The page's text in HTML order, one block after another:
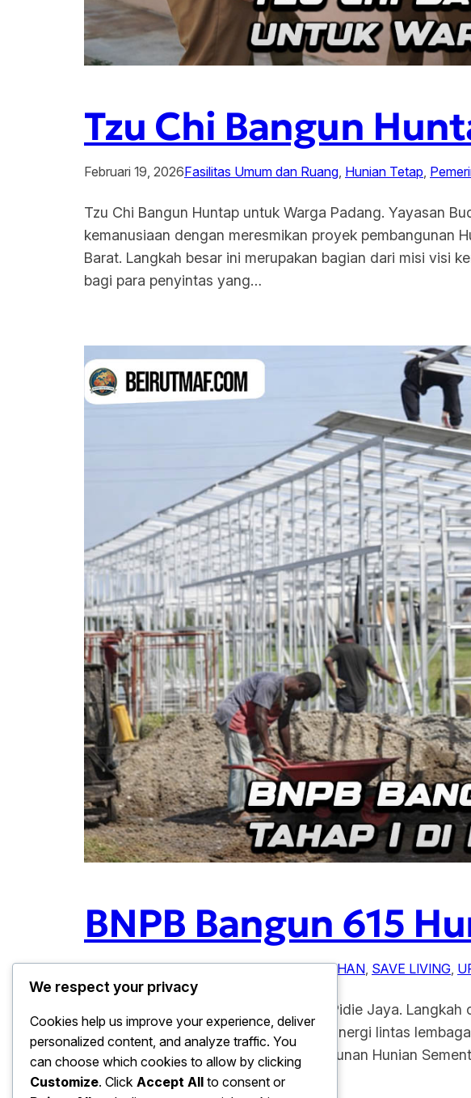
Tzu Chi Bangun
Februari 19, 2026Fasilitas Umum dan Ruang, Hunian Tetap,
Tzu Chi Bangun Huntap untuk Warga Padang. Yayasan
kemanusiaan dengan meresmikan proyek pembangunan
Barat. Langkah besar ini merupakan bagian dari misi visi
bagi para penyintas yang…
BNPB Bangun 615
Januari 10, 2026INFRASTUKTUR, PEMULIHAN, SAVE LIVING,
BNPB Bangun 615 Huntara Tahap I di Pidie Jaya.
yang melanda wilayah Aceh. Melalui sinergi lintas
tahap I di Pidie Jaya. Proyek pembangunan Hunian
We respect your privacy
Cookies help us improve your experience, deliver
personalized content, and analyze traffic. You
can choose which cookies to allow by clicking
Customize. Click Accept All to consent or